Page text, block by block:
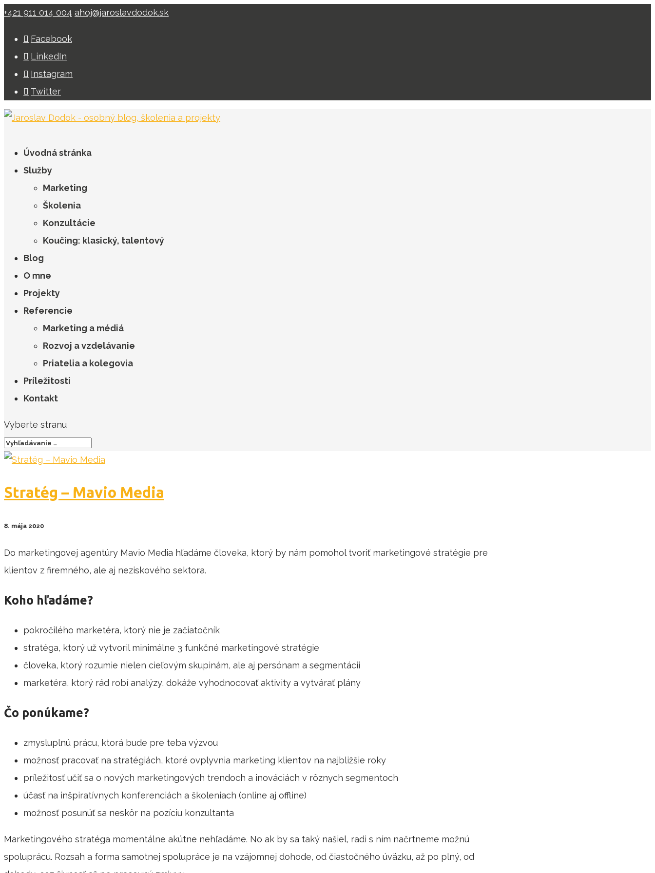
+421 911 014 004 ahoj@jaroslavdodok.sk
Facebook
LinkedIn
Instagram
Twitter
Úvodná stránka
Služby
Marketing
Školenia
Konzultácie
Koučing: klasický, talentový
Blog
O mne
Projekty
Referencie
Marketing a médiá
Rozvoj a vzdelávanie
Priatelia a kolegovia
Príležitosti
Kontakt
Vyberte stranu
Stratég – Mavio Media
8. mája 2020
Do marketingovej agentúry Mavio Media hľadáme človeka, ktorý by nám pomohol tvoriť marketingové stratégie pre
klientov z firemného, ale aj neziskového sektora.
Koho hľadáme?
pokročilého marketéra, ktorý nie je začiatočník
stratéga, ktorý už vytvoril minimálne 3 funkčné marketingové stratégie
človeka, ktorý rozumie nielen cieľovým skupinám, ale aj persónam a segmentácii
marketéra, ktorý rád robí analýzy, dokáže vyhodnocovať aktivity a vytvárať plány
Čo ponúkame?
zmysluplnú prácu, ktorá bude pre teba výzvou
možnosť pracovať na stratégiách, ktoré ovplyvnia marketing klientov na najbližšie roky
príležitosť učiť sa o nových marketingových trendoch a inováciách v rôznych segmentoch
účasť na inšpiratívnych konferenciách a školeniach (online aj offline)
možnosť posunúť sa neskôr na pozíciu konzultanta
Marketingového stratéga momentálne akútne nehľadáme. No ak by sa taký našiel, radi s ním načrtneme možnú
spoluprácu. Rozsah a forma samotnej spolupráce je na vzájomnej dohode, od čiastočného úväzku, až po plný, od